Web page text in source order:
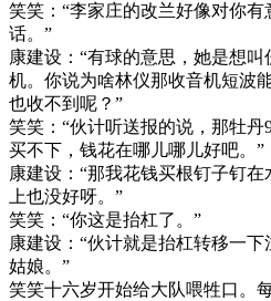
笑笑：“李家庄的改兰好像对你
话。”
康建设：“有球的意思，她是想
机。你说为啥林仪那收音机短波
也收不到呢？”
笑笑：“伙计听送报的说，那牡
买不下，钱花在哪儿哪儿好吧。”
康建设：“那我花钱买根钉子钉
上也没好呀。”
笑笑：“你这是抬杠了。”
康建设：“伙计就是抬杠转移一
姑娘。”
笑笑十六岁开始给大队喂牲口。